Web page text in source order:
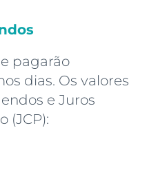
pagarão
dias. Os valores
e Juros
(JCP):